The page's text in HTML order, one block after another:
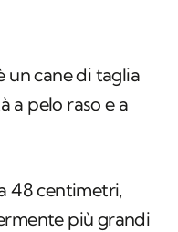
un cane di taglia
a pelo raso e a
48 centimetri,
più grandi